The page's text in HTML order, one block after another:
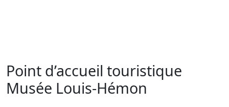
Point d’accueil touristique
Musée Louis-Hémon